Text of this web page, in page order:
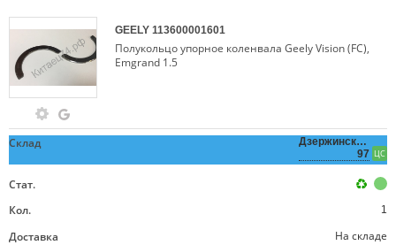
GEELY 113600001601
Полукольцо упорное коленвала Geely Vision (FC),
Emgrand 1.5
Склад
Дзержинского,
97 ЦС
Стат.
Кол.
1
Доставка
На складе